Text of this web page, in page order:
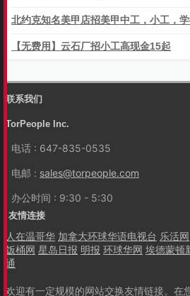
北约克知名美甲店招美甲中工，小工，学
【无费用】云石厂招小工高现金15起
联系我们
TorPeople Inc.
电话 : 647-835-0535
电邮 : sales@torpeople.com
办公时间 : 9:30 - 5:30
友情连接
人在温哥华 加拿大环球华语电视台 乐活网
饭桶网 星岛日报 明报 环球华网 埃德蒙顿
通
欢迎有一定规模的网站交换友情链接。在